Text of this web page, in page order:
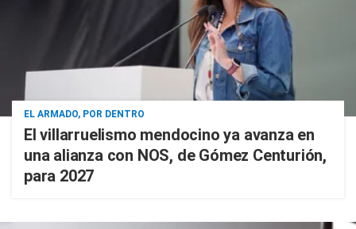
EL ARMADO, POR DENTRO
El villarruelismo mendocino ya avanza en
una alianza con NOS, de Gómez Centurión,
para 2027